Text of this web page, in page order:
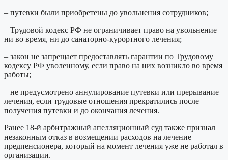
– путевки были приобретены до увольнения сотрудников;
– Трудовой кодекс РФ не ограничивает право на увольнение
ни во время, ни до санаторно-курортного лечения;
– закон не запрещает предоставлять гарантии по Трудовому
кодексу РФ уволенному, если право на них возникло во время
работы;
– не предусмотрено аннулирование путевки или прерывание
лечения, если трудовые отношения прекратились после
получения путевки и до окончания лечения.
Ранее 18-й арбитражный апелляционный суд также признал
незаконным отказ в возмещении расходов на лечение
предпенсионера, который на момент лечения уже не работал в
организации.